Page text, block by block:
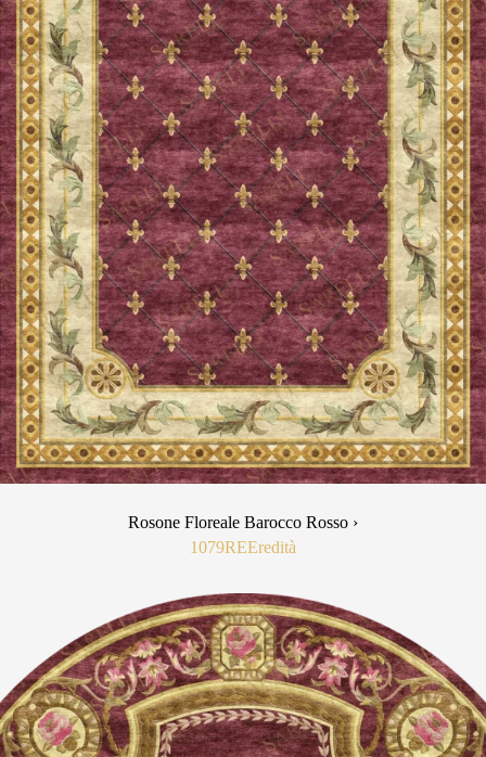
Rosone Floreale Barocco Rosso ›
1079REEredità